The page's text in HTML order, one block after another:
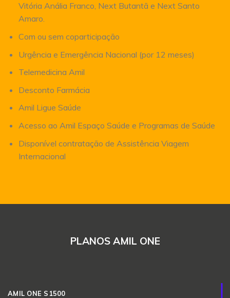
Vitória Anália Franco, Next Butantã e Next Santo
Amaro.
Com ou sem coparticipação
Urgência e Emergência Nacional (por 12 meses)
Telemedicina Amil
Desconto Farmácia
Amil Ligue Saúde
Acesso ao Amil Espaço Saúde e Programas de Saúde
Disponível contratação de Assistência Viagem
Internacional
PLANOS AMIL ONE
AMIL ONE S1500